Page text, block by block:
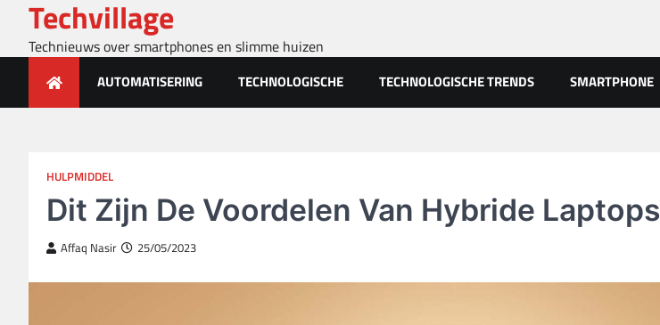
content
Techvillage
Technieuws over smartphones en slimme huizen
AUTOMATISERING TECHNOLOGISCHE TECHNOLOGISCHE TRENDS SMARTPHONE
HULPMIDDEL
Dit Zijn De Voordelen Van Hybride Laptops
Affaq Nasir 25/05/2023